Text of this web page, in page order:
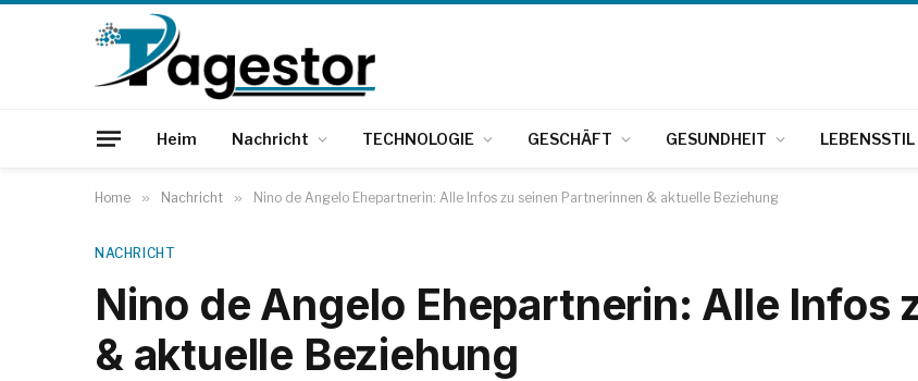
Heim Nachricht TECHNOLOGIE GESCHÄFT GESUNDHEIT LEBENSSTIL
Home » Nachricht » Nino de Angelo Ehepartnerin: Alle Infos zu seinen Partnerinnen & aktuelle Beziehung
NACHRICHT
Nino de Angelo Ehepartnerin: Alle Infos
& aktuelle Beziehung